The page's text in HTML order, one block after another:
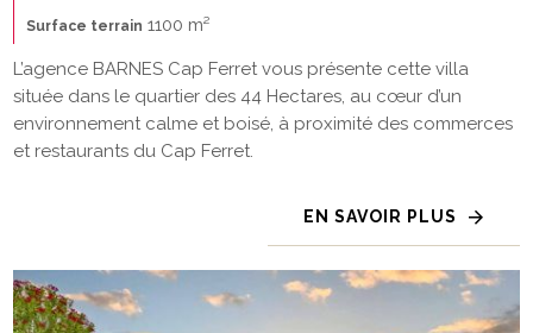
Surface terrain 1100 m²
L’agence BARNES Cap Ferret vous présente cette villa
située dans le quartier des 44 Hectares, au cœur d’un
environnement calme et boisé, à proximité des commerces
et restaurants du Cap Ferret.
EN SAVOIR PLUS